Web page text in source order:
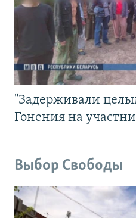
"Задерживали
Гонения на
Выбор Свободы